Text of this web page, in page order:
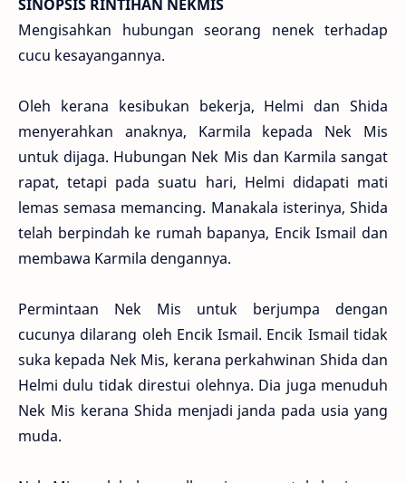
SINOPSIS RINTIHAN NEKMIS
Mengisahkan hubungan seorang nenek terhadap
cucu kesayangannya.
Oleh kerana kesibukan bekerja, Helmi dan Shida
menyerahkan anaknya, Karmila kepada Nek Mis
untuk dijaga. Hubungan Nek Mis dan Karmila sangat
rapat, tetapi pada suatu hari, Helmi didapati mati
lemas semasa memancing. Manakala isterinya, Shida
telah berpindah ke rumah bapanya, Encik Ismail dan
membawa Karmila dengannya.
Permintaan Nek Mis untuk berjumpa dengan
cucunya dilarang oleh Encik Ismail. Encik Ismail tidak
suka kepada Nek Mis, kerana perkahwinan Shida dan
Helmi dulu tidak direstui olehnya. Dia juga menuduh
Nek Mis kerana Shida menjadi janda pada usia yang
muda.